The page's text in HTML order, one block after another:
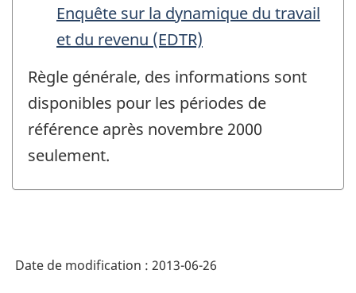
Enquête sur la dynamique du travail
et du revenu (EDTR)
Règle générale, des informations sont
disponibles pour les périodes de
référence après novembre 2000
seulement.
Date de modification : 2013-06-26